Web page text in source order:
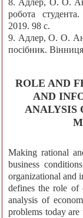
8. Адлер, О. О.
робота
2019. 98 с.
9. Адлер, О. О.
посібник.
ROLE AND
AND
ANALYSIS
Making rational
business
organizational and
defines the role of
analysis of
problems today